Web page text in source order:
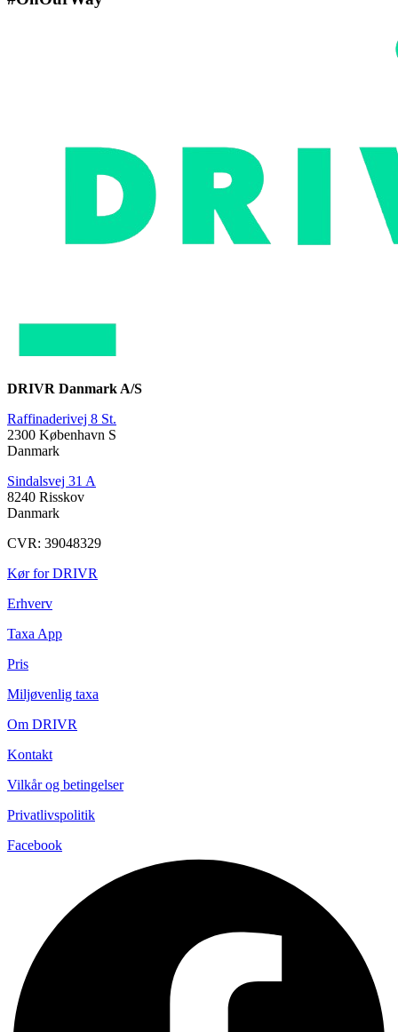
DRIVR Danmark A/S
Raffinaderivej 8 St.
2300 København S
Danmark
Sindalsvej 31 A
8240 Risskov
Danmark
CVR: 39048329
Kør for DRIVR
Erhverv
Taxa App
Pris
Miljøvenlig taxa
Om DRIVR
Kontakt
Vilkår og betingelser
Privatlivspolitik
Facebook